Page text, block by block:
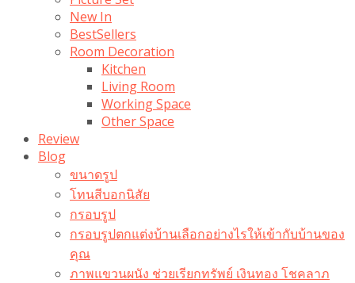
New In
BestSellers
Room Decoration
Kitchen
Living Room
Working Space
Other Space
Review
Blog
ขนาดรูป
โทนสีบอกนิสัย
กรอบรูป
กรอบรูปตกแต่งบ้านเลือกอย่างไรให้เข้ากับบ้านของ
คุณ
ภาพแขวนผนัง ช่วยเรียกทรัพย์ เงินทอง โชคลาภ